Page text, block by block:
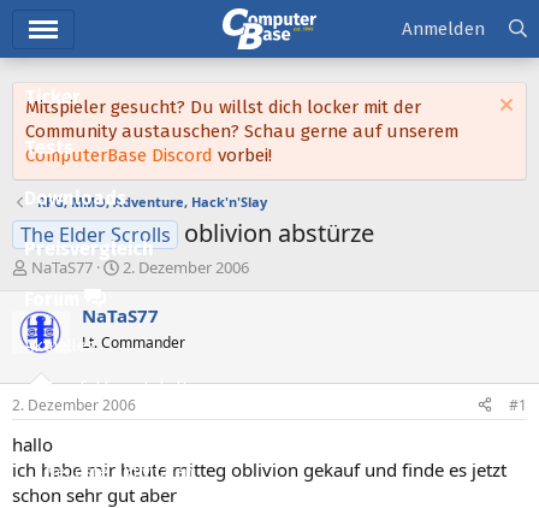
Ticker
Tests
Downloads
Preisvergleich
Forum
Aktuelles
Empfohlene Inhalte
Neueste Aktivitäten
Anmelden
Mitspieler gesucht? Du willst dich locker mit der
Community austauschen? Schau gerne auf unserem
ComputerBase Discord vorbei!
RPG, MMO, Adventure, Hack'n'Slay
The Elder Scrolls oblivion abstürze
E
r
s
t
e
l
e
r
NaTaS77
E
s
e
l
t
m
2. Dezember 2006
NaTaS77
Lt. Commander
2. Dezember 2006 #1
hallo
ich habe mir heute mitteg oblivion gekauf und finde es jetzt
schon sehr gut aber